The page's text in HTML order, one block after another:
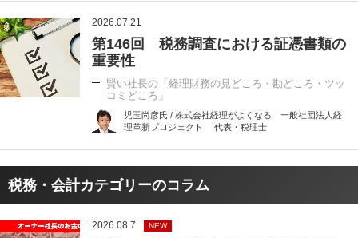
2026.07.21
第146回 税務調査における証憑書類の
重要性
賢い社長の「経理財務の見どころ・勘どころ・ツッ
コミどころ」
児玉尚彦氏 / 株式会社経理がよくなる 一般社団法人経
理革新プロジェクト 代表・税理士
税務・会計カテゴリーのコラム
2026.08.7 NEW